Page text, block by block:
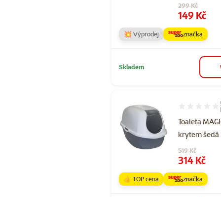
Původní cena
299 Kč
Cena
149 Kč
💥 Výprodej značka
Skladem
Toaleta
krytem šedá
Hodnocení
Původní cena
519 Kč
Cena
314 Kč
👍 TOP cena značka